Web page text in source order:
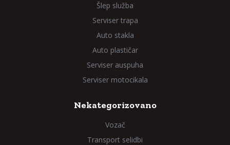
Šlep služba
Serviser trapa
Auto stakla
Auto plastičar
Serviser auspuha
Serviser motocikala
Nekategorizovano
Vozač
Transport selidbi